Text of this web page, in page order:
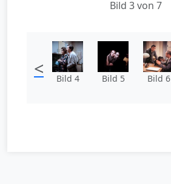
Bild 3 von 7
< Bild 4 Bild 5 Bild 6